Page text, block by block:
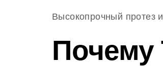
Высокопрочный протез